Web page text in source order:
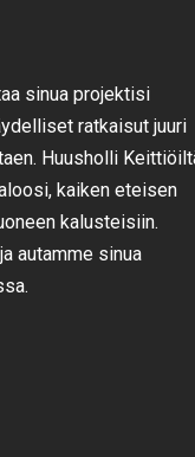
sinua projektisi
ratkaisut juuri
Huusholli
kaiken eteisen
kalusteisiin.
autamme sinua